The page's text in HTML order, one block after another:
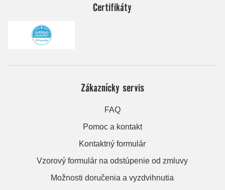
Certifikáty
Zákaznícky servis
FAQ
Pomoc a kontakt
Kontaktný formulár
Vzorový formulár na odstúpenie od zmluvy
Možnosti doručenia a vyzdvihnutia